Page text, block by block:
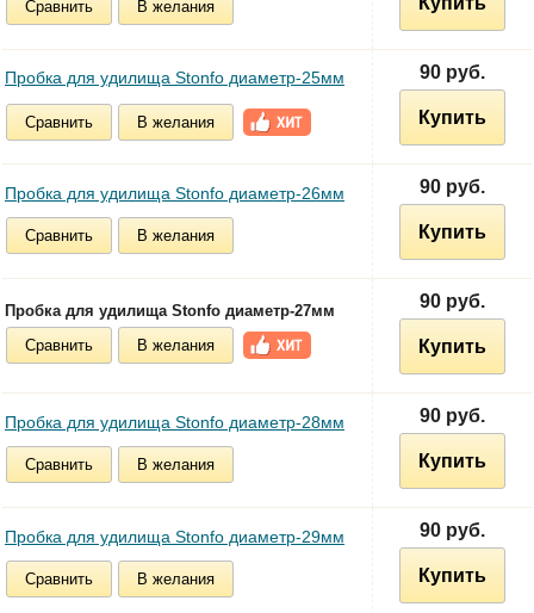
Сравнить В желания
Пробка для удилища Stonfo диаметр-25мм
Сравнить В желания
90 руб.
Купить
Пробка для удилища Stonfo диаметр-26мм
Сравнить В желания
90 руб.
Купить
Пробка для удилища Stonfo диаметр-27мм
Сравнить
В желания
90 руб.
Купить
Пробка для удилища Stonfo диаметр-28мм
Сравнить В желания
90 руб.
Купить
Пробка для удилища Stonfo диаметр-29мм
Сравнить В желания
90 руб.
Купить